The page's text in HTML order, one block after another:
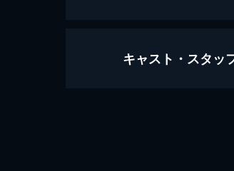
くりいむレモン い
キャスト・スタッ